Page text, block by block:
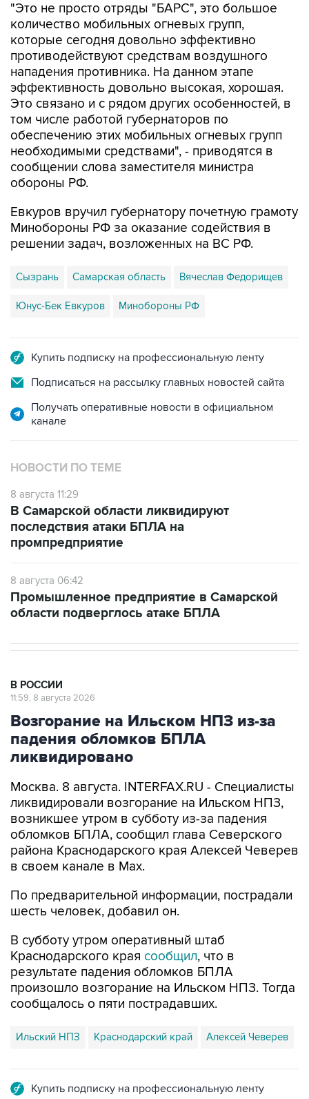
"Это не просто отряды "БАРС", это большое
количество мобильных огневых групп,
которые сегодня довольно эффективно
противодействуют средствам воздушного
нападения противника. На данном этапе
эффективность довольно высокая, хорошая.
Это связано и с рядом других особенностей, в
том числе работой губернаторов по
обеспечению этих мобильных огневых групп
необходимыми средствами", - приводятся в
сообщении слова заместителя министра
обороны РФ.
Евкуров вручил губернатору почетную грамоту
Минобороны РФ за оказание содействия в
решении задач, возложенных на ВС РФ.
Сызрань Самарская область Вячеслав Федорищев
Юнус-Бек Евкуров Минобороны РФ
Купить подписку на профессиональную ленту
Подписаться на рассылку главных новостей сайта
Получать оперативные новости в официальном
канале
НОВОСТИ ПО ТЕМЕ
8 августа 11:29
В Самарской области ликвидируют
последствия атаки БПЛА на
промпредприятие
8 августа 06:42
Промышленное предприятие в Самарской
области подверглось атаке БПЛА
В РОССИИ
11:59, 8 августа 2026
Возгорание на Ильском НПЗ из-за
падения обломков БПЛА
ликвидировано
Москва. 8 августа. INTERFAX.RU - Специалисты
ликвидировали возгорание на Ильском НПЗ,
возникшее утром в субботу из-за падения
обломков БПЛА, сообщил глава Северского
района Краснодарского края Алексей Чеверев
в своем канале в Max.
По предварительной информации, пострадали
шесть человек, добавил он.
В субботу утром оперативный штаб
Краснодарского края сообщил, что в
результате падения обломков БПЛА
произошло возгорание на Ильском НПЗ. Тогда
сообщалось о пяти пострадавших.
Ильский НПЗ Краснодарский край Алексей Чеверев
Купить подписку на профессиональную ленту